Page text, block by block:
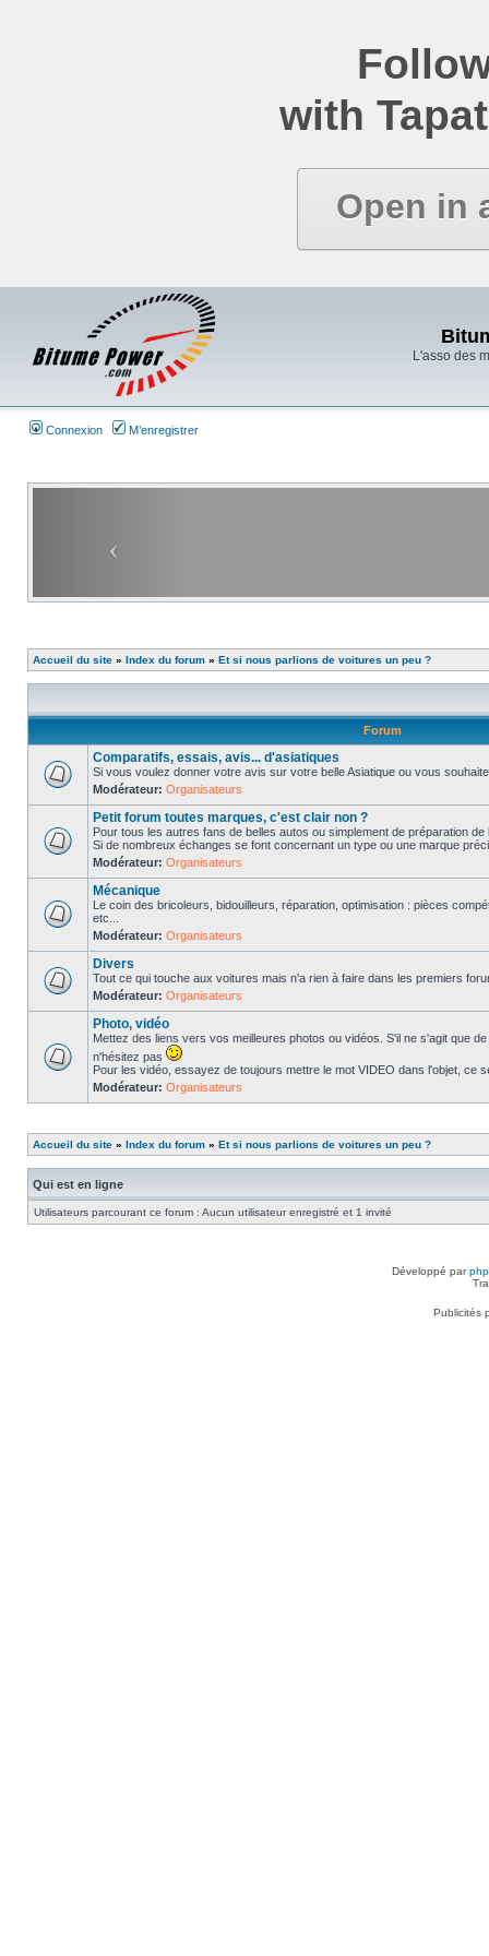
with
Open in
L'asso des
Connexion M’enregistrer
Accueil du site » Index du forum » Et si nous parlions de voitures un peu ?
Forum
Comparatifs, essais, avis... d'asiatiques
Si vous voulez donner votre avis sur votre belle Asiatique ou vous
Modérateur: Organisateurs
Petit forum toutes marques, c'est clair non ?
Pour tous les autres fans de belles autos ou simplement de préparation de
Si de nombreux échanges se font concernant un type ou une marque
Modérateur: Organisateurs
Mécanique
Le coin des bricoleurs, bidouilleurs, réparation, optimisation : pièces
etc...
Modérateur: Organisateurs
Divers
Tout ce qui touche aux voitures mais n'a rien à faire dans les premiers
Modérateur: Organisateurs
Photo, vidéo
Mettez des liens vers vos meilleures photos ou vidéos. S'il ne s'agit que
n'hésitez pas
Pour les vidéo, essayez de toujours mettre le mot VIDEO dans l'objet, ce
Modérateur: Organisateurs
Accueil du site » Index du forum » Et si nous parlions de voitures un peu ?
Qui est en ligne
Utilisateurs parcourant ce forum : Aucun utilisateur enregistré et 1 invité
Développé par
Publicités